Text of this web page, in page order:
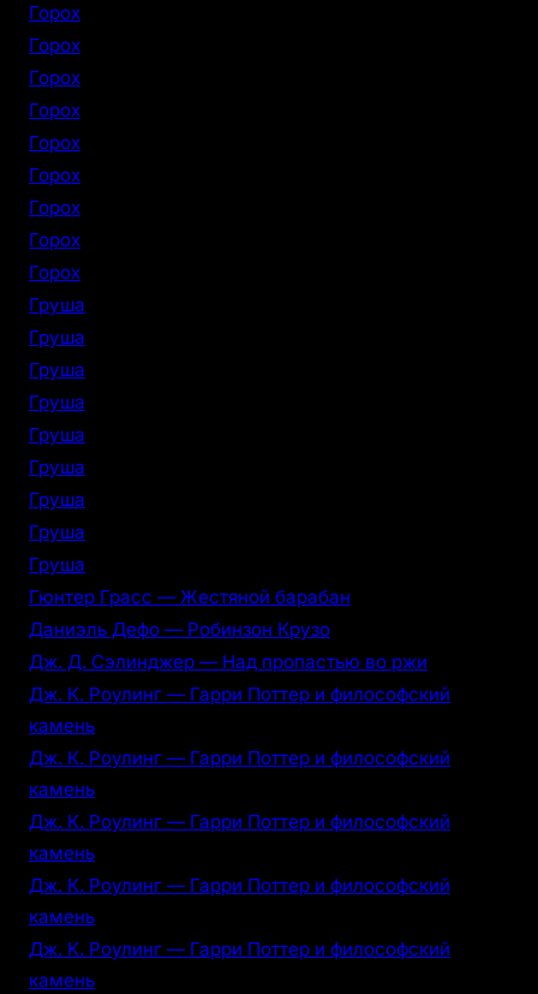
Горох
Горох
Горох
Горох
Горох
Горох
Горох
Горох
Горох
Груша
Груша
Груша
Груша
Груша
Груша
Груша
Груша
Груша
Гюнтер Грасс — Жестяной барабан
Даниэль Дефо — Робинзон Крузо
Дж. Д. Сэлинджер — Над пропастью во ржи
Дж. К. Роулинг — Гарри Поттер и философский
камень
Дж. К. Роулинг — Гарри Поттер и философский
камень
Дж. К. Роулинг — Гарри Поттер и философский
камень
Дж. К. Роулинг — Гарри Поттер и философский
камень
Дж. К. Роулинг — Гарри Поттер и философский
камень